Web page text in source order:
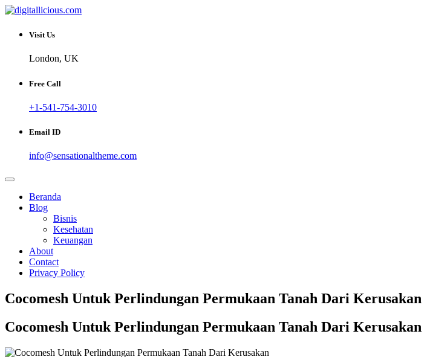
Skip
content
digitallicious.com
Sharing Digital Information
Visit Us
London, UK
Free Call
+1-541-754-3010
Email ID
info@sensationaltheme.com
Beranda
Blog
Bisnis
Kesehatan
Keuangan
About
Contact
Privacy Policy
Cocomesh Untuk Perlindungan Permukaan Tanah Dari Kerusakan
Cocomesh Untuk Perlindungan Permukaan Tanah Dari Kerusakan